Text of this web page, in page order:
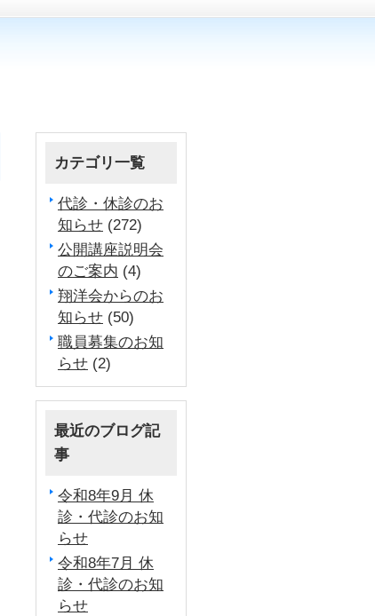
カテゴリ一覧
代診・休診のお
知らせ (272)
公開講座説明会
のご案内 (4)
翔洋会からのお
知らせ (50)
職員募集のお知
らせ (2)
最近のブログ記
事
令和8年9月 休
診・代診のお知
らせ
令和8年7月 休
診・代診のお知
らせ